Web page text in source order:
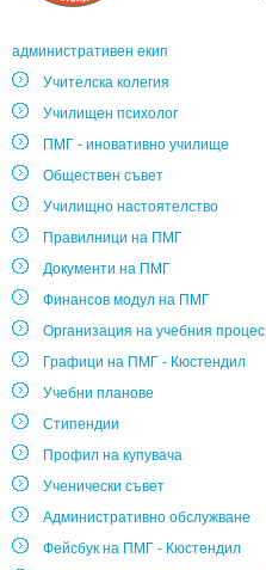
административен екип
Учителска колегия
Училищен психолог
ПМГ - иновативно училище
Обществен съвет
Училищно настоятелство
Правилници на ПМГ
Документи на ПМГ
Финансов модул на ПМГ
Организация на учебния процес
Графици на ПМГ - Кюстендил
Учебни планове
Стипендии
Профил на купувача
Ученически съвет
Административно обслужване
Фейсбук на ПМГ - Кюстендил